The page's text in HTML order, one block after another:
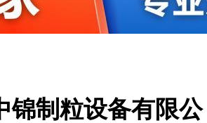
锦制粒设备有限公